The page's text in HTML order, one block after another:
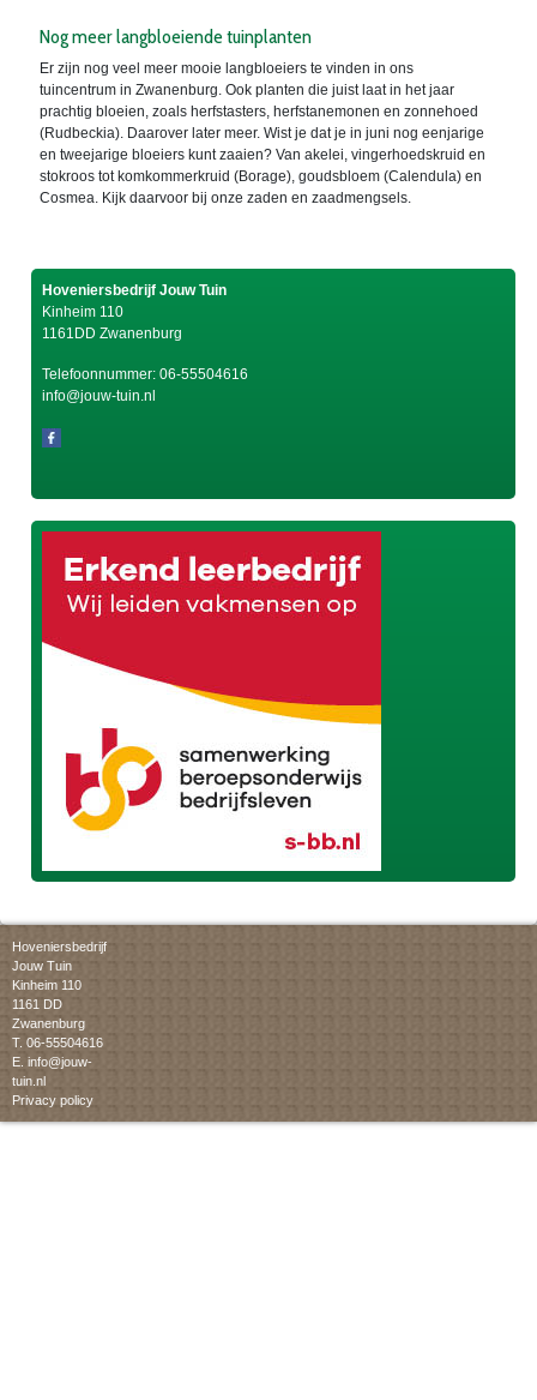
Nog meer langbloeiende tuinplanten
Er zijn nog veel meer mooie langbloeiers te vinden in ons
tuincentrum in Zwanenburg. Ook planten die juist laat in het jaar
prachtig bloeien, zoals herfstasters, herfstanemonen en zonnehoed
(Rudbeckia). Daarover later meer. Wist je dat je in juni nog eenjarige
en tweejarige bloeiers kunt zaaien? Van akelei, vingerhoedskruid en
stokroos tot komkommerkruid (Borage), goudsbloem (Calendula) en
Cosmea. Kijk daarvoor bij onze zaden en zaadmengsels.
Hoveniersbedrijf Jouw Tuin
Kinheim 110
1161DD Zwanenburg
Telefoonnummer: 06-55504616
info@jouw-tuin.nl
Hoveniersbedrijf
Jouw Tuin
Kinheim 110
1161 DD
Zwanenburg
T. 06-55504616
E. info@jouw-
tuin.nl
Privacy policy